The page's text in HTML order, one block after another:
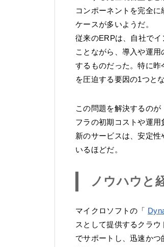
コンポーネントを完全
ケースが多いようだ。
従来のERPは、自社で
ことながら、導入や運
するものだった。特に
を圧迫する要因の1つと
この問題を解決するの
フラの初期コストや運
新のサービスは、安定
いるほどだ。
ノウハウと
マイクロソフトの「
スとして提供するクラ
でサポートし、迅速かつ